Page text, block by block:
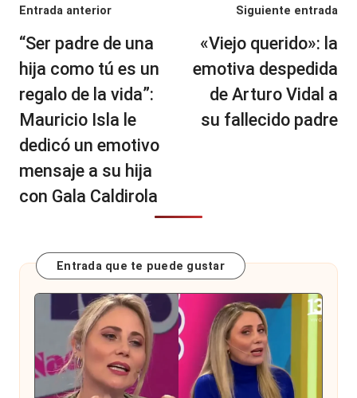
Navegación
de
entradas
Entrada anterior
“Ser padre de una
hija como tú es un
regalo de la vida”:
Mauricio Isla le
dedicó un emotivo
mensaje a su hija
con Gala Caldirola
Siguiente entrada
«Viejo querido»: la
emotiva despedida
de Arturo Vidal a
su fallecido padre
Entrada que te puede gustar